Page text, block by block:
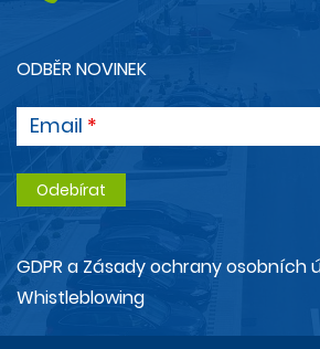
ODBĚR NOVINEK
Email
GDPR a Zásady ochrany osobních
Whistleblowing